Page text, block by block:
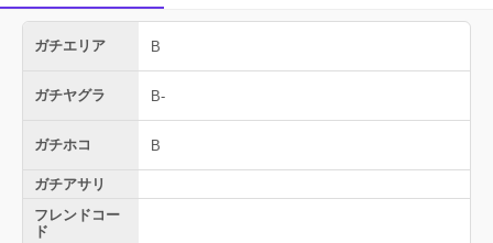
ガチエリア B
ガチヤグラ B-
ガチホコ B
ガチアサリ
フレンドコー
ド